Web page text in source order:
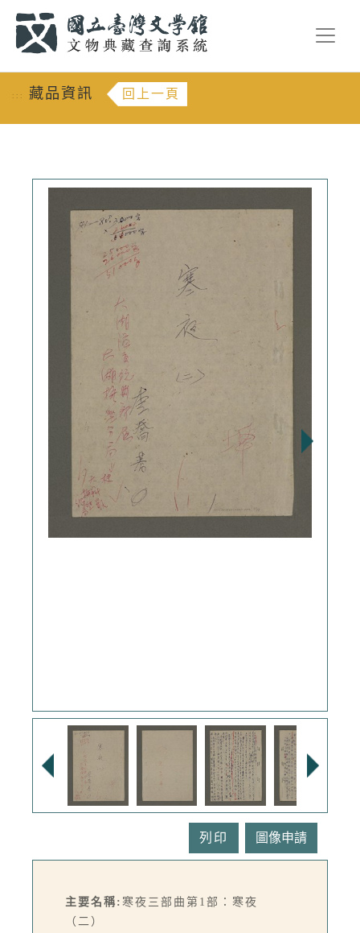
::: 藏品資訊 回上一頁
列印
主要名稱: 寒夜三部曲第1部：寒夜
（二）